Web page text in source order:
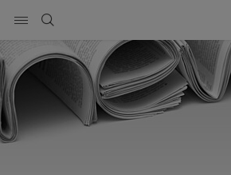
Seitennavigation anzeigen
Produkte
Service